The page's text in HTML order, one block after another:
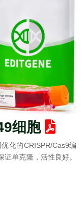
细胞
化的CRISPR/Cas9编
单克隆，活性良好。